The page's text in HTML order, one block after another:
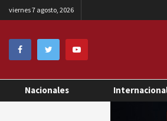
viernes 7 agosto, 2026
Nacionales